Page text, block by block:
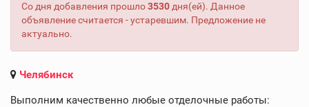
Со дня добавления прошло3530 дня(ей). Данное
объявление считается - устаревшим. Предложение не
актуально.
Челябинск
Выполним качественно любые отделочные работы: